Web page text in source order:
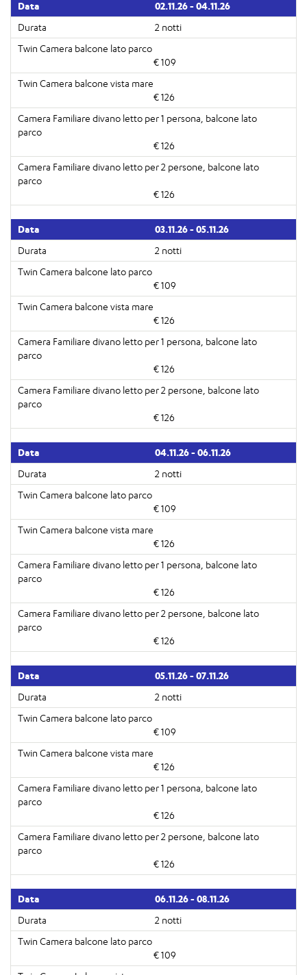
02.11.26 - 04.11.26
2 notti
€ 109
€ 126
€ 126
€ 126
03.11.26 - 05.11.26
2 notti
€ 109
€ 126
€ 126
€ 126
04.11.26 - 06.11.26
2 notti
€ 109
€ 126
€ 126
€ 126
05.11.26 - 07.11.26
2 notti
€ 109
€ 126
€ 126
€ 126
06.11.26 - 08.11.26
2 notti
€ 109